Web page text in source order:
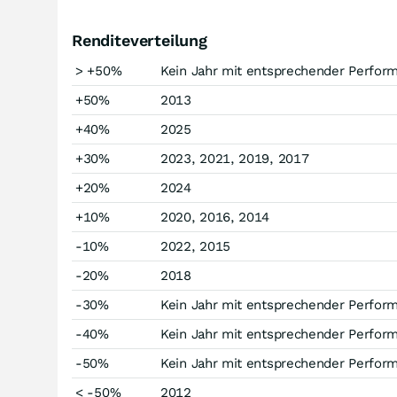
Renditeverteilung
> +50%
Kein Jahr mit entsprechender
+50%
2013
+40%
2025
+30%
2023, 2021, 2019, 2017
+20%
2024
+10%
2020, 2016, 2014
-10%
2022, 2015
-20%
2018
-30%
Kein Jahr mit entsprechender
-40%
Kein Jahr mit entsprechender
-50%
Kein Jahr mit entsprechender
< -50%
2012